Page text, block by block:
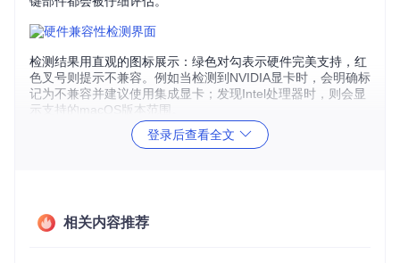
检测结果用直观的图标展示：绿色对勾表示硬件完美支持，红
色叉号则提示不兼容。例如当检测到NVIDIA显卡时，会明确标
记为不兼容并建议使用集成显卡；发现Intel处理器时，则会显
示支持的macOS版本范围。
🔨 操作指南：三步轻松上手
以直接点击"Export Hardware Report"按钮自动生成；Linux和
登录后查看全文
相关内容推荐